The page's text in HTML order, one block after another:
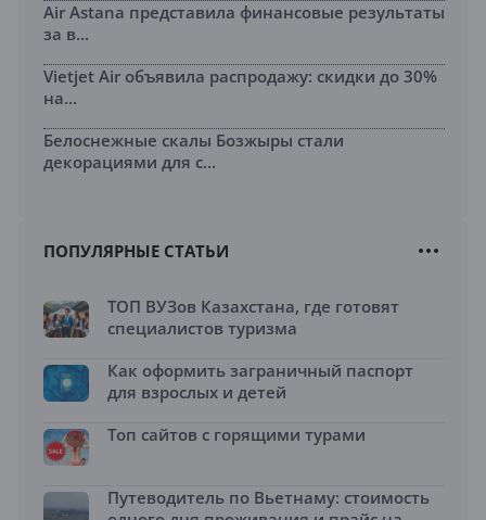
Air Astana представила финансовые результаты
за в...
Vietjet Air объявила распродажу: скидки до 30%
на...
Белоснежные скалы Бозжыры стали
декорациями для с...
ПОПУЛЯРНЫЕ СТАТЬИ
ТОП ВУЗов Казахстана, где готовят
специалистов туризма
Как оформить заграничный паспорт
для взрослых и детей
Топ сайтов с горящими турами
Путеводитель по Вьетнаму: стоимость